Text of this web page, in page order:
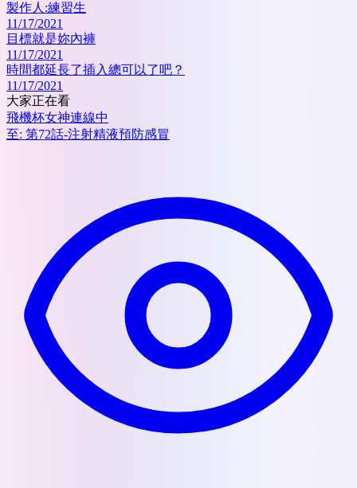
製作人:練習生
11/17/2021
目標就是妳內褲
11/17/2021
時間都延長了插入總可以了吧？
11/17/2021
大家正在看
飛機杯女神連線中
至: 第72話-注射精液預防感冒